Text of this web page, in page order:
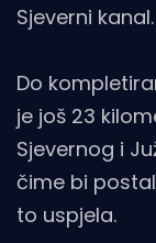
Sjeverni kanal.
Do
je još 23
Sjevernog i
čime bi
to uspjela.